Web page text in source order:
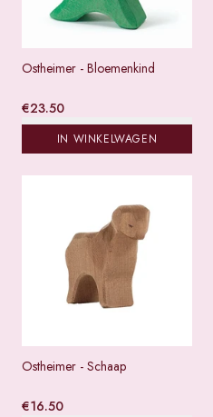
Ostheimer - Bloemenkind
€23.50
IN WINKELWAGEN
Ostheimer - Schaap
€16.50